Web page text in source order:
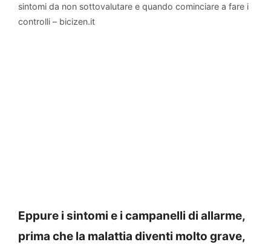
sintomi da non sottovalutare e quando cominciare a fare i
controlli – bicizen.it
Eppure i sintomi e i campanelli di allarme,
prima che la malattia diventi molto grave,